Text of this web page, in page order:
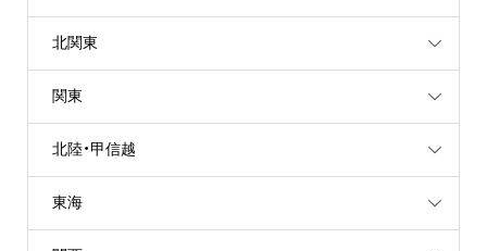
北関東
関東
北陸・甲信越
東海